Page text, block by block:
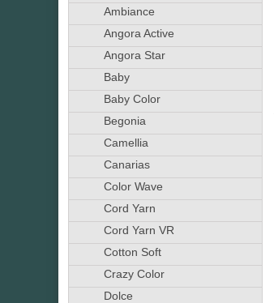
Ambiance
Angora Active
Angora Star
Baby
Baby Color
Begonia
Camellia
Canarias
Color Wave
Cord Yarn
Cord Yarn VR
Cotton Soft
Crazy Color
Dolce